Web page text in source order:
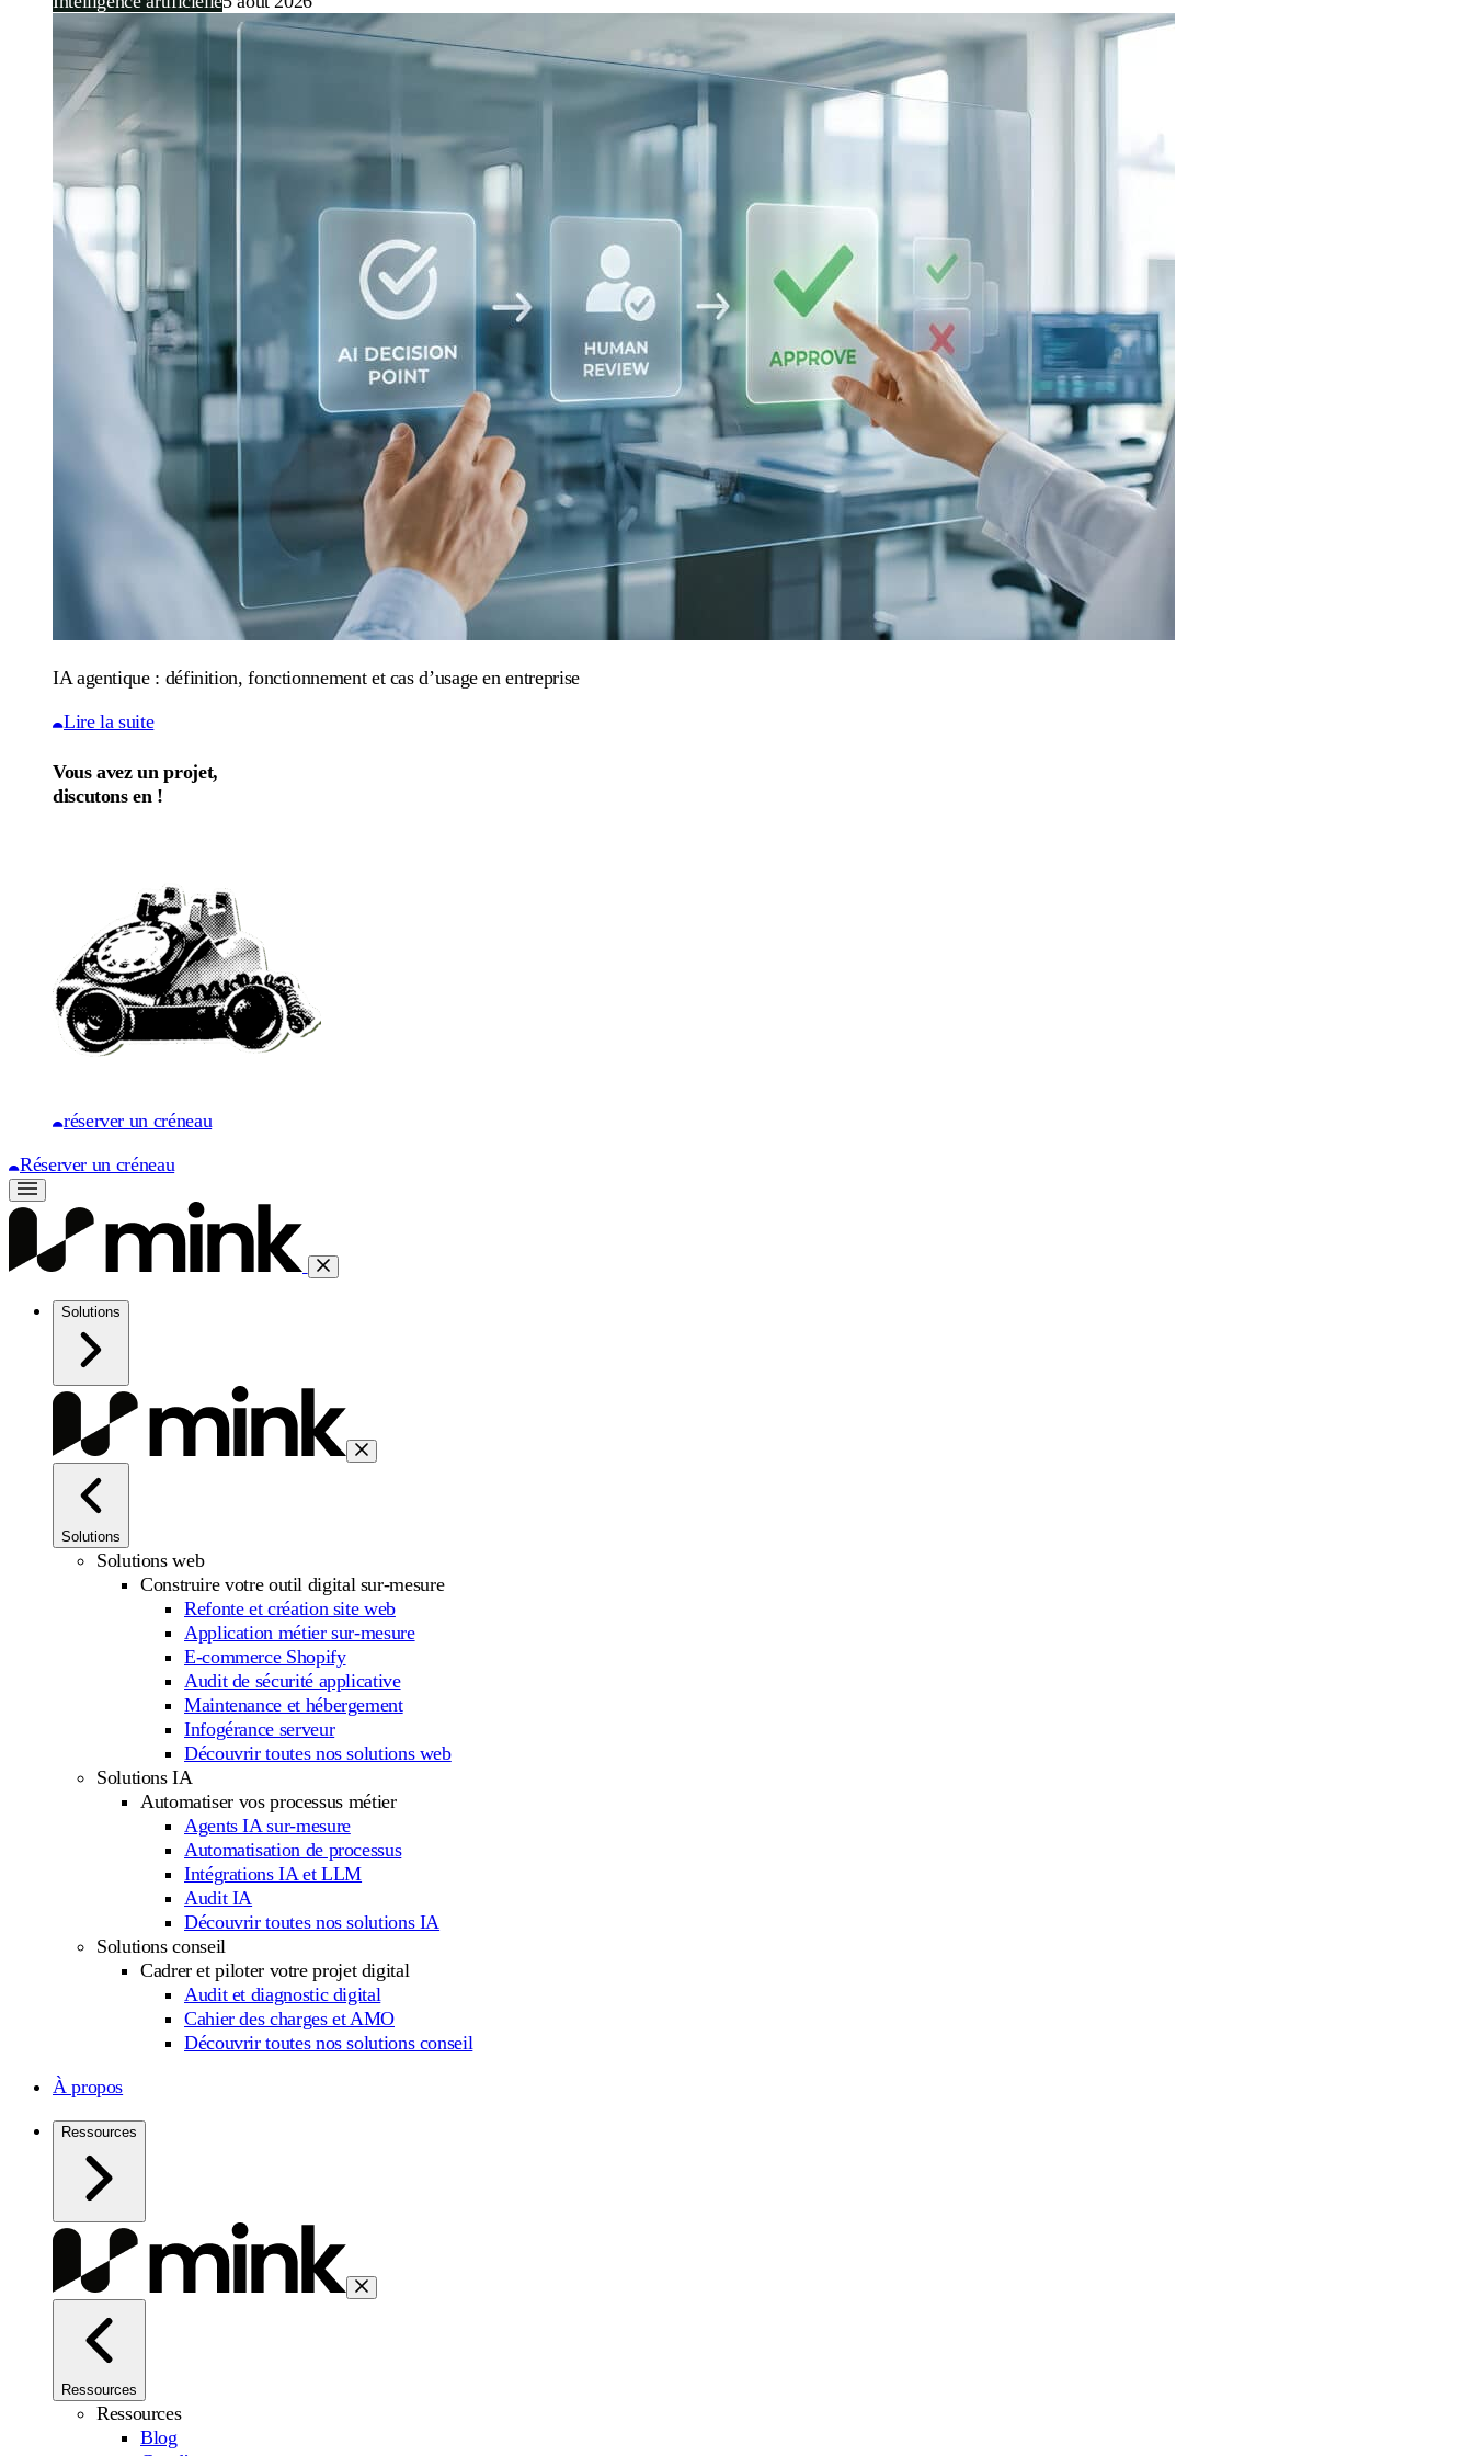
IA agentique : définition, fonctionnement et cas d’usage en entreprise
Lire la suite
Vous avez un projet,
discutons en !
réserver un créneau
Réserver un créneau
Solutions
Solutions
Solutions web
Construire votre outil digital sur-mesure
Refonte et création site web
Application métier sur-mesure
E-commerce Shopify
Audit de sécurité applicative
Maintenance et hébergement
Infogérance serveur
Découvrir toutes nos solutions web
Solutions IA
Automatiser vos processus métier
Agents IA sur-mesure
Automatisation de processus
Intégrations IA et LLM
Audit IA
Découvrir toutes nos solutions IA
Solutions conseil
Cadrer et piloter votre projet digital
Audit et diagnostic digital
Cahier des charges et AMO
Découvrir toutes nos solutions conseil
À propos
Ressources
Ressources
Ressources
Blog